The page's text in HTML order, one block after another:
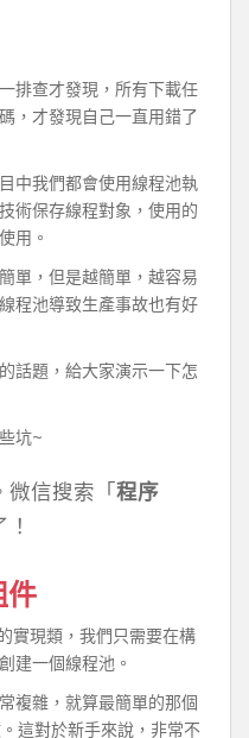
排查才發現，所有下載任
，才發現自己一直用錯了
中我們都會使用線程池執
術保存線程對象，使用的
用。
單，但是越簡單，越容易
程池導致生產事故也有好
話題，給大家演示一下怎
坑~
微信搜索「程序
實現類，我們只需要在構
建一個線程池。
複雜，就算最簡單的那個
這對於新手來說，非常不